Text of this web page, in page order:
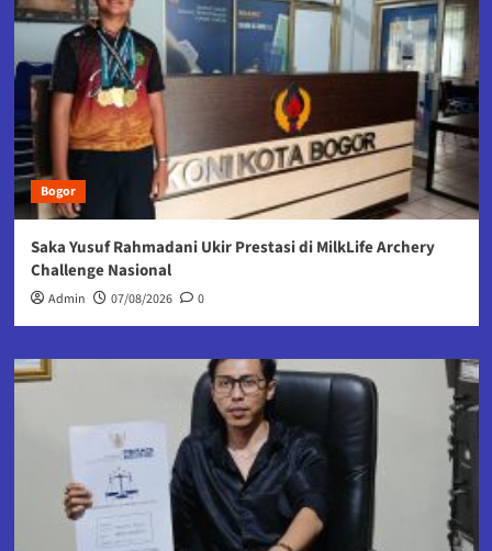
Bogor
Saka Yusuf Rahmadani Ukir Prestasi di MilkLife Archery
Challenge Nasional
Admin 07/08/2026 0